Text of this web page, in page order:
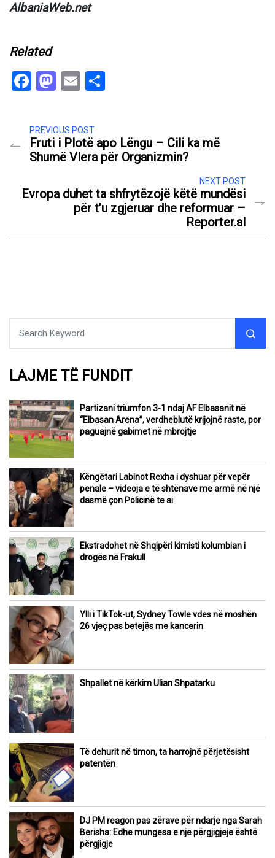
AlbaniaWeb.net
Related
Facebook
Mastodon
Email
PREVIOUS POST
Fruti i Plotë apo Lëngu – Cili ka më
Shumë Vlera për Organizmin?
NEXT POST
Evropa duhet ta shfrytëzojë këtë mundësi
për t’u zgjeruar dhe reformuar –
Reporter.al
LAJME TË FUNDIT
Partizani triumfon 3-1 ndaj AF Elbasanit në
“Elbasan Arena”, verdheblutë krijojnë raste, por
paguajnë gabimet në mbrojtje
Këngëtari Labinot Rexha i dyshuar për vepër
penale – videoja e të shtënave me armë në një
dasmë çon Policinë te ai
Ekstradohet në Shqipëri kimisti kolumbian i
drogës në Frakull
Ylli i TikTok-ut, Sydney Towle vdes në moshën
26 vjeç pas betejës me kancerin
Shpallet në kërkim Ulian Shpatarku
Të dehurit në timon, ta harrojnë përjetësisht
patentën
DJ PM reagon pas zërave për ndarje nga Sarah
Berisha: Edhe mungesa e një përgjigjeje është
përgjigje